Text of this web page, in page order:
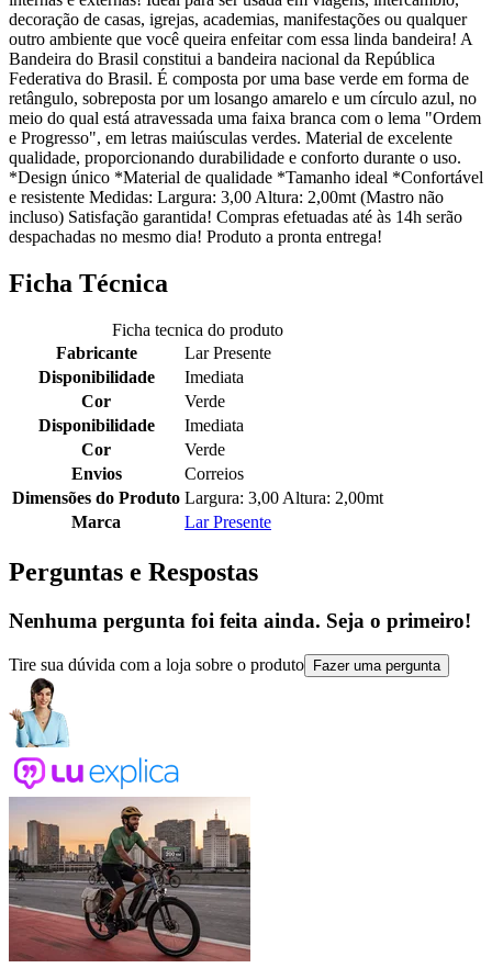
decoração de casas, igrejas, academias, manifestações ou qualquer
outro ambiente que você queira enfeitar com essa linda bandeira! A
Bandeira do Brasil constitui a bandeira nacional da República
Federativa do Brasil. É composta por uma base verde em forma de
retângulo, sobreposta por um losango amarelo e um círculo azul, no
meio do qual está atravessada uma faixa branca com o lema "Ordem
e Progresso", em letras maiúsculas verdes. Material de excelente
qualidade, proporcionando durabilidade e conforto durante o uso.
*Design único *Material de qualidade *Tamanho ideal *Confortável
e resistente Medidas: Largura: 3,00 Altura: 2,00mt (Mastro não
incluso) Satisfação garantida! Compras efetuadas até às 14h serão
despachadas no mesmo dia! Produto a pronta entrega!
Ficha Técnica
Ficha tecnica do produto
Fabricante
Lar Presente
Disponibilidade
Imediata
Cor
Verde
Disponibilidade
Imediata
Cor
Verde
Envios
Correios
Dimensões do Produto Largura: 3,00 Altura: 2,00mt
Marca
Lar Presente
Perguntas e Respostas
Nenhuma pergunta foi feita ainda. Seja o primeiro!
Tire sua dúvida com a loja sobre o produto Fazer uma pergunta